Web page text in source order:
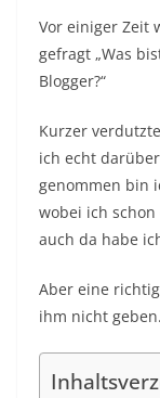
Vor einiger Zeit
gefragt „Was
Blogger?“
Kurzer
ich echt
genommen bin
wobei ich
auch da habe
Aber eine
ihm nicht geben.